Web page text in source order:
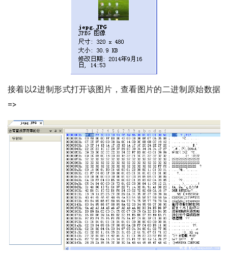
接着以2进制形式打开该图片，查看图片的二进制原始数据
=>